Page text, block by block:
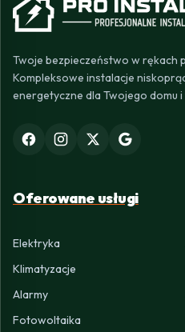
Twoje bezpieczeństwo w rękach
Kompleksowe instalacje
energetyczne dla Twojego domu i
Oferowane usługi
Elektryka
Klimatyzacje
Alarmy
Fotowoltaika